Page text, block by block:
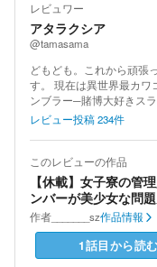
レビュワー
アタラクシア
@tamasama
どもども。これから頑張
す。 現在は異世界最カワ
ンブラー─賭博大好きス
レビュー投稿234件
このレビューの作品
【休載】女子寮の管
ンバーが美少女な問
作者 _______sz作品情報
1話目から読む